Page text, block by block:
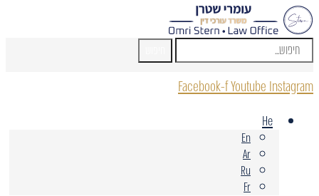
Facebook-fYoutube Instagram
He
En
Ar
Ru
Fr